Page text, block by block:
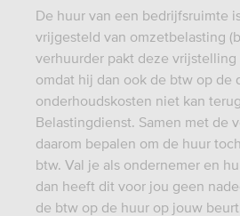
De huur van een bedrijfsruimte
vrijgesteld van omzetbelasting
verhuurder pakt deze vrijstelling
omdat hij dan ook de btw op de
onderhoudskosten niet kan
Belastingdienst. Samen met de
daarom bepalen om de huur
btw. Val je als ondernemer en
dan heeft dit voor jou geen
de btw op de huur op jouw